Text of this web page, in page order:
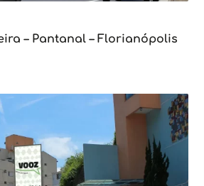
– Pantanal – Florianópolis